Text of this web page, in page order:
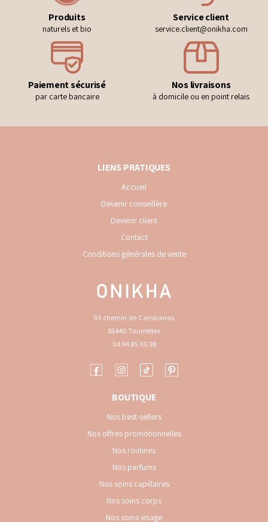
Produits
naturels et bio
Service client
service.client@onikha.com
Paiement sécurisé
par carte bancaire
Nos livraisons
à domicile ou en point relais
LIENS PRATIQUES
Accueil
Devenir conseillère
Devenir client
Contact
Conditions générales de vente
93 chemin de Cambarras
83440 Tourrettes
04.94.85.90.98
BOUTIQUE
Nos best-sellers
Nos offres promotionnelles
Nos routines
Nos parfums
Nos soins capillaires
Nos soins corps
Nos soins visage